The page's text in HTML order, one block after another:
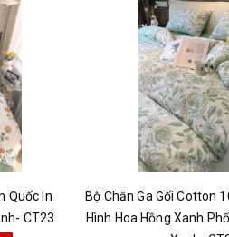
Quốc In
CT23
Bộ Chăn Ga Gối Cotton
Hình Hoa Hồng Xanh